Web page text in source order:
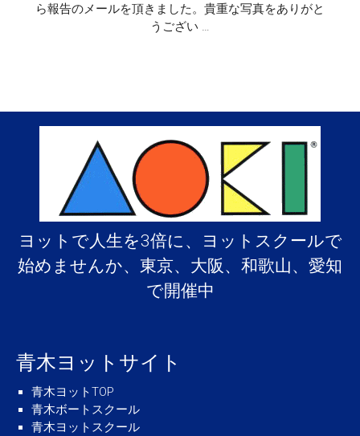
ら報告のメールを頂きました。貴重な写真をありがと
うござい …
ヨットで人生を3倍に、ヨットスクールで
始めませんか、東京、大阪、和歌山、愛知
で開催中
青木ヨットサイト
青木ヨットTOP
青木ボートスクール
青木ヨットスクール